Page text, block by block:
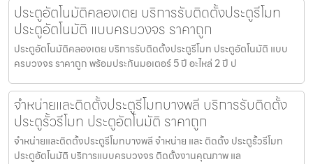
ประตูอัตโนมัติคลองเตย บริการรับติดตั้งประตูรีโมท
ประตูอัตโนมัติ แบบครบวงจร ราคาถูก
ประตูอัตโนมัติคลองเตย บริการรับติดตั้งประตูรีโมท ประตูอัตโนมัติ แบบ
ครบวงจร ราคาถูก พร้อมประกันมอเตอร์ 5 ปี อะไหล่ 2 ปี ป
จำหน่ายและติดตั้งประตูรีโมทบางพลี บริการรับติดตั้ง
ประตูรั้วรีโมท ประตูอัตโนมัติ ราคาถูก
จำหน่ายและติดตั้งประตูรีโมทบางพลี จำหน่าย และ ติดตั้ง ประตูรั้วรีโมท
ประตูอัตโนมัติ บริการแบบครบวงจร ติดตั้งงานคุณภาพ แล